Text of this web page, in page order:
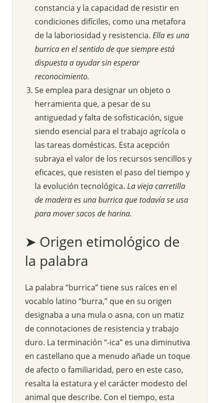
constancia y la capacidad de resistir en
condiciones difíciles, como una metafora
de la laboriosidad y resistencia. Ella es una
burrica en el sentido de que siempre está
dispuesta a ayudar sin esperar
reconocimiento.
Se emplea para designar un objeto o
herramienta que, a pesar de su
antiguedad y falta de sofisticación, sigue
siendo esencial para el trabajo agrícola o
las tareas domésticas. Esta acepción
subraya el valor de los recursos sencillos y
eficaces, que resisten el paso del tiempo y
la evolución tecnológica. La vieja carretilla
de madera es una burrica que todavía se usa
para mover sacos de harina.
➤ Origen etimológico de
la palabra
La palabra “burrica” tiene sus raíces en el
vocablo latino “burra,” que en su origen
designaba a una mula o asna, con un matiz
de connotaciones de resistencia y trabajo
duro. La terminación “-ica” es una diminutiva
en castellano que a menudo añade un toque
de afecto o familiaridad, pero en este caso,
resalta la estatura y el carácter modesto del
animal que describe. Con el tiempo, esta